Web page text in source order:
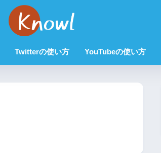
Twitterの使い方 YouTubeの使い方